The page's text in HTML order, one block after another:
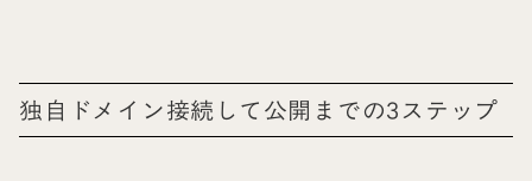
独自ドメイン接続して公開までの3ステップ